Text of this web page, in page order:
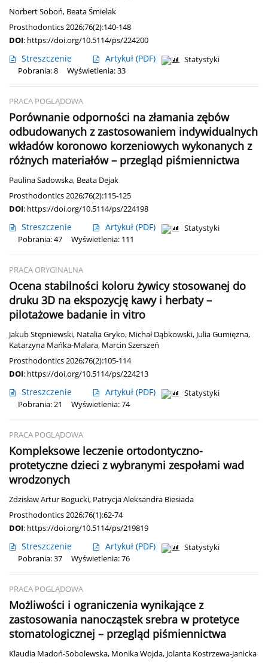
Norbert Soboń, Beata Śmielak
Prosthodontics 2026;76(2):140-148
DOI: https://doi.org/10.5114/ps/224200
Streszczenie Artykuł (PDF)
Statystyki
Pobrania: 8
Wyświetlenia: 33
PRACA POGLĄDOWA
Porównanie odporności na złamania zębów
odbudowanych z zastosowaniem indywidualnych
wkładów koronowo korzeniowych wykonanych z
różnych materiałów – przegląd piśmiennictwa
Paulina Sadowska, Beata Dejak
Prosthodontics 2026;76(2):115-125
DOI: https://doi.org/10.5114/ps/224198
Streszczenie Artykuł (PDF)
Statystyki
Pobrania: 47
Wyświetlenia: 111
PRACA ORYGINALNA
Ocena stabilności koloru żywicy stosowanej do
druku 3D na ekspozycję kawy i herbaty –
pilotażowe badanie in vitro
Jakub Stępniewski, Natalia Gryko, Michał Dąbkowski, Julia Gumiężna,
Katarzyna Mańka-Malara, Marcin Szerszeń
Prosthodontics 2026;76(2):105-114
DOI: https://doi.org/10.5114/ps/224213
Streszczenie Artykuł (PDF)
Statystyki
Pobrania: 21
Wyświetlenia: 74
PRACA POGLĄDOWA
Kompleksowe leczenie ortodontyczno-
protetyczne dzieci z wybranymi zespołami wad
wrodzonych
Zdzisław Artur Bogucki, Patrycja Aleksandra Biesiada
Prosthodontics 2026;76(1):62-74
DOI: https://doi.org/10.5114/ps/219819
Streszczenie Artykuł (PDF)
Statystyki
Pobrania: 37
Wyświetlenia: 76
PRACA POGLĄDOWA
Możliwości i ograniczenia wynikające z
zastosowania nanocząstek srebra w protetyce
stomatologicznej – przegląd piśmiennictwa
Klaudia Madoń-Sobolewska, Monika Wojda, Jolanta Kostrzewa-Janicka